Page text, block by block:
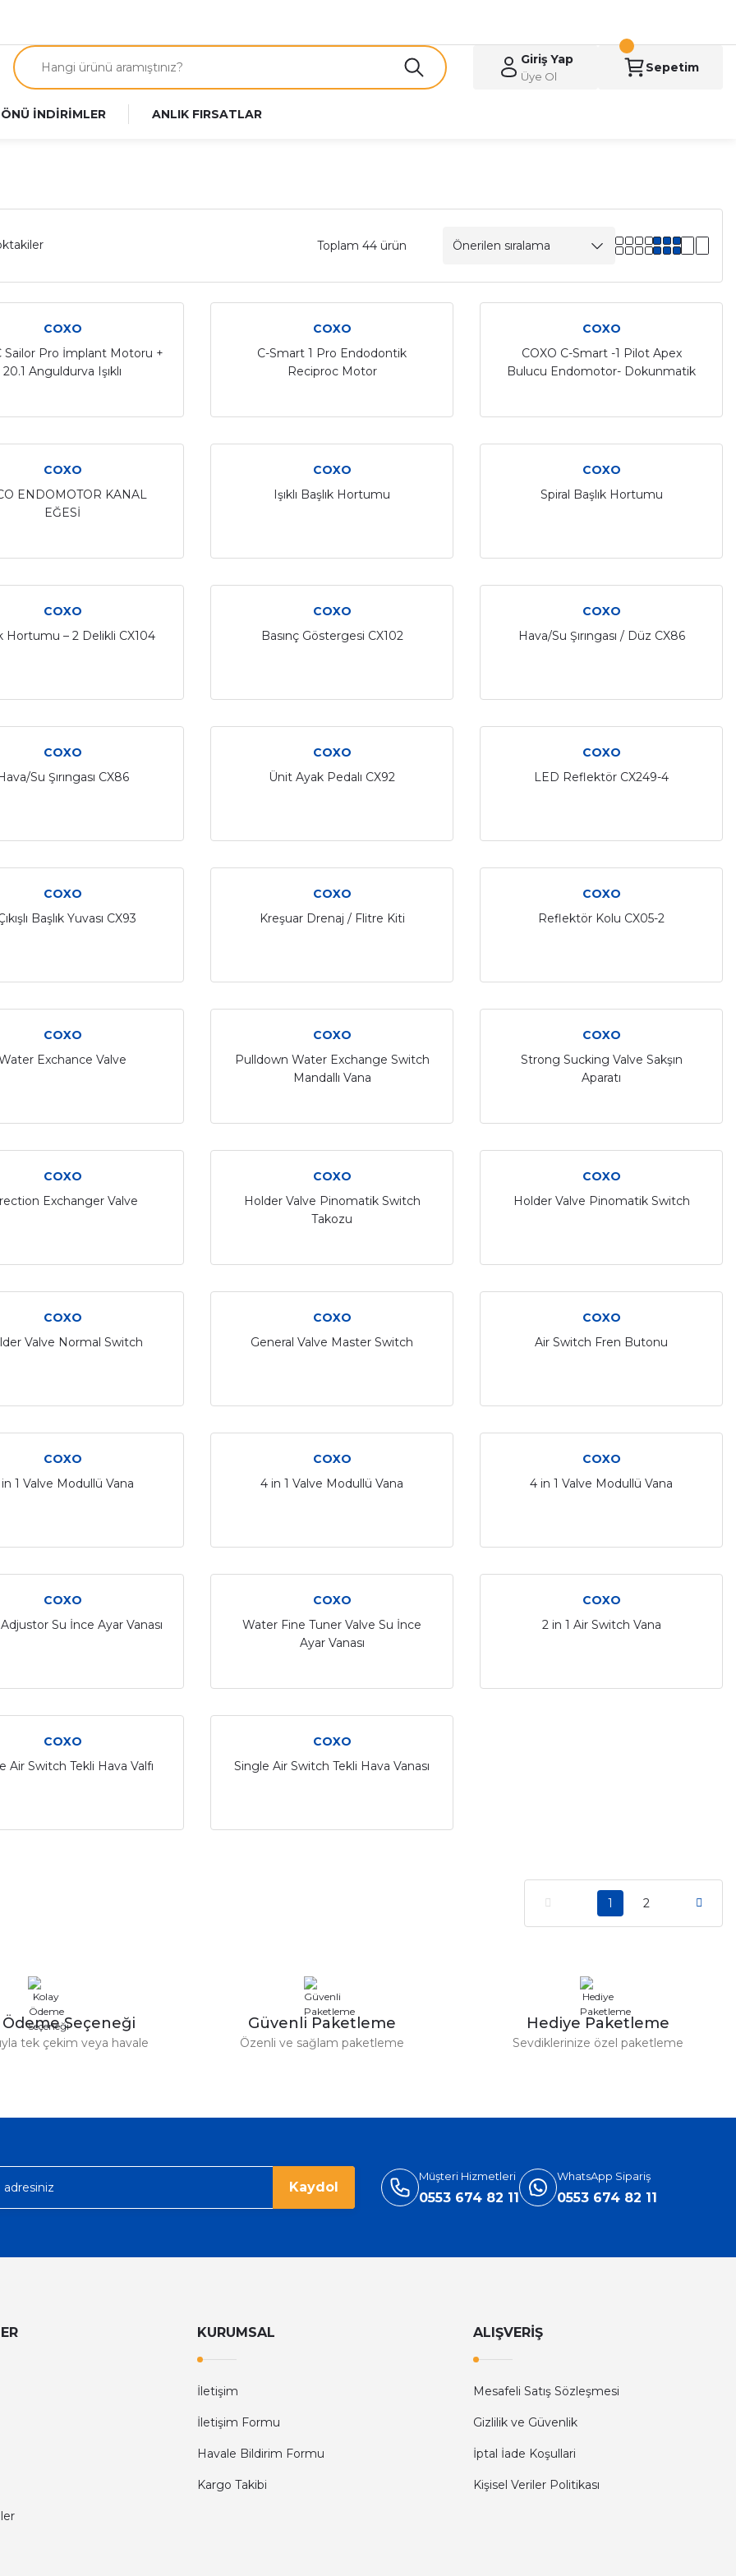
Giriş Yap
Üye Ol
Sepetim
İNDİRİMLER ANLIK FIRSATLAR
Toplam 44 ürün
COXO
Sailor Pro İmplant Motoru +
20.1 Anguldurva Işıklı
COXO
C-Smart 1 Pro Endodontik
Reciproc Motor
COXO
COXO C-Smart -1 Pilot Apex
Bulucu Endomotor- Dokunmatik
COXO
ENDOMOTOR KANAL
EĞESİ
COXO
Işıklı Başlık Hortumu
COXO
Spiral Başlık Hortumu
COXO
Hortumu – 2 Delikli CX104
COXO
Basınç Göstergesi CX102
COXO
Hava/Su Şırıngası / Düz CX86
COXO
Su Şırıngası CX86
COXO
Ünit Ayak Pedalı CX92
COXO
LED Reflektör CX249-4
COXO
Başlık Yuvası CX93
COXO
Kreşuar Drenaj / Flitre Kiti
COXO
Reflektör Kolu CX05-2
COXO
Exchance Valve
COXO
Pulldown Water Exchange Switch
Mandallı Vana
COXO
Strong Sucking Valve Sakşın
Aparatı
COXO
Exchanger Valve
COXO
Holder Valve Pinomatik Switch
Takozu
COXO
Holder Valve Pinomatik Switch
COXO
Valve Normal Switch
COXO
General Valve Master Switch
COXO
Air Switch Fren Butonu
COXO
1 Valve Modullü Vana
COXO
4 in 1 Valve Modullü Vana
COXO
4 in 1 Valve Modullü Vana
COXO
Su İnce Ayar Vanası
COXO
Water Fine Tuner Valve Su İnce
Ayar Vanası
COXO
2 in 1 Air Switch Vana
COXO
Air Switch Tekli Hava Valfı
COXO
Single Air Switch Tekli Hava Vanası
1 2
Seçeneği
tek çekim veya havale
Güvenli Paketleme
Özenli ve sağlam paketleme
Hediye Paketleme
Sevdiklerinize özel paketleme
Kaydol
Müşteri Hizmetleri
0553 674 82 11
WhatsApp Sipariş
0553 674 82 11
KURUMSAL
İletişim
İletişim Formu
Havale Bildirim Formu
Kargo Takibi
ALIŞVERİŞ
Mesafeli Satış Sözleşmesi
Gizlilik ve Güvenlik
İptal İade Koşullari
Kişisel Veriler Politikası